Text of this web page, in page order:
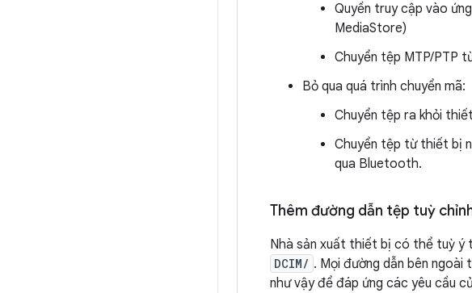
Quyền truy cập vào
MediaStore)
Chuyển tệp MTP/PTP
Bỏ qua quá trình chuyển mã:
Chuyển tệp ra khỏi
Chuyển tệp từ thiết bị
qua Bluetooth.
Thêm đường dẫn tệp tuỳ
Nhà sản xuất thiết bị có thể tuỳ ý
DCIM/ . Mọi đường dẫn bên ngoài
như vậy để đáp ứng các yêu cầu